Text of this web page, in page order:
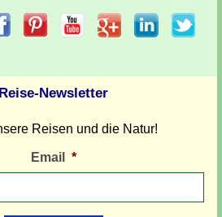
Reise-Newsletter
Reisen und die Natur!
Email *